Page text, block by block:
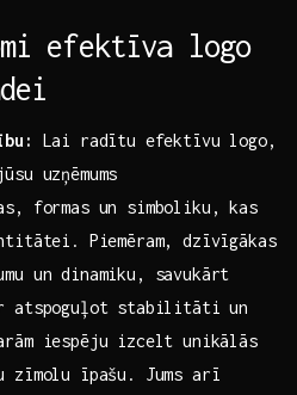
efektīva logo
Lai radītu efektīvu⁢ logo,
uzņēmums
formas un simboliku, kas
Piemēram, dzīvīgākas
un dinamiku, ​savukārt
atspoguļot stabilitāti un
iespēju ‍izcelt unikālās
zīmolu īpašu. Jums arī